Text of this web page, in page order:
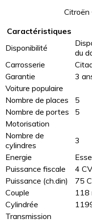
Citroën
Caractéristiques
Disponibilité
du
Carrosserie
Garantie
3
Voiture populaire
Nombre de places
5
Nombre de portes
5
Motorisation
Nombre de
cylindres
3
Energie
Puissance fiscale
4 CV
Puissance (ch.din)
75
Couple
118
Cylindrée
Transmission